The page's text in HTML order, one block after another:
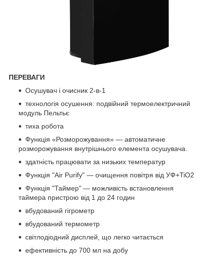
ПЕРЕВАГИ
Осушувач і очисник 2-в-1
технологія осушення: подвійний термоелектричний
модуль Пельтьє
тиха робота
Функція «Розморожування» — автоматичне
розморожування внутрішнього елемента осушувача.
здатність працювати за низьких температур
Функція "Air Purify" — очищення повітря від УФ+TiO2
Функція "Таймер" — можливість встановлення
таймера пристрою від 1 до 24 годин
вбудований гігрометр
вбудований термометр
світлодіодний дисплей, що легко читається
ефективність до 700 мл на добу